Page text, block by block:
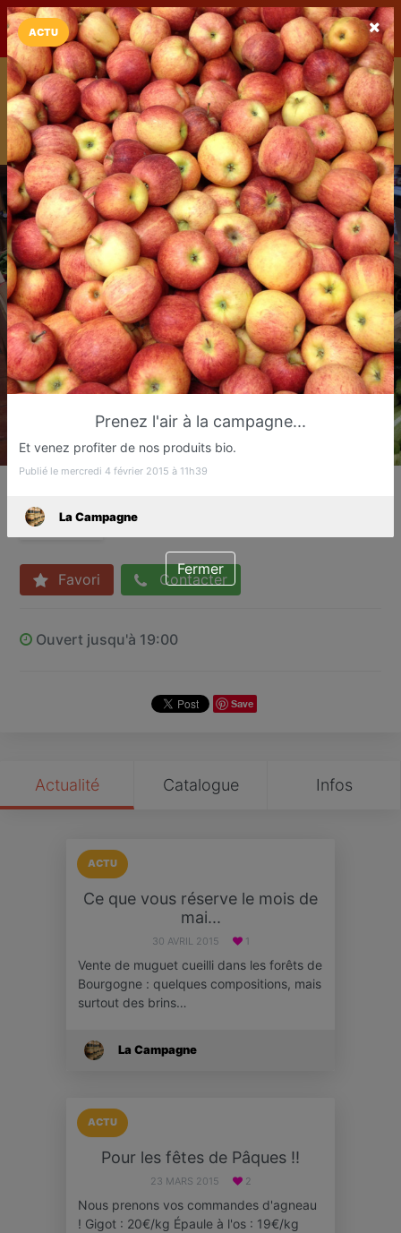
LaCarte LaCarte sur
Play Store
Installez l'App LaCarte
Téléchargez gratuitement l'app LaCarte pour suivre vos
commerces favoris et ne rien rater !
Télécharger Plus tard
Cannes
Favori Contacter
Ouvert jusqu'à 19:00
Save
Actualité Catalogue Infos
ACTU
Ce que vous réserve le mois de
mai...
30 AVRIL 2015 1
Vente de muguet cueilli dans les forêts de
Bourgogne : quelques compositions, mais
surtout des brins…
La Campagne
ACTU
Pour les fêtes de Pâques !!
23 MARS 2015 2
Nous prenons vos commandes d'agneau
! Gigot : 20€/kg Épaule à l'os : 19€/kg
ACTU
Prenez l'air à la campagne...
Et venez profiter de nos produits bio.
Publié le mercredi 4 février 2015 à 11h39
La Campagne
Fermer